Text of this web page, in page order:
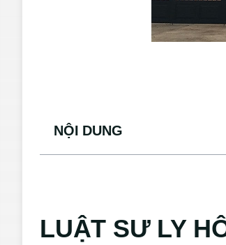
NỘI DUNG
LUẬT SƯ LY